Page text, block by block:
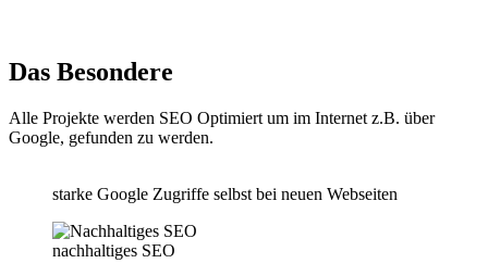
Das Besondere
Alle Projekte werden SEO Optimiert um im Internet z.B. über
Google, gefunden zu werden.
starke Google Zugriffe selbst bei neuen Webseiten
nachhaltiges SEO